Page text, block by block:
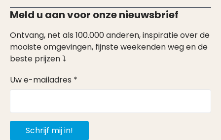
Meld u aan voor onze nieuwsbrief
Ontvang, net als 100.000 anderen, inspiratie over de
mooiste omgevingen, fijnste weekenden weg en de
beste prijzen ⤵
Uw e-mailadres *
Schrijf mij in!